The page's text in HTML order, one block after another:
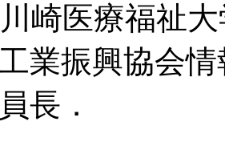
崎医療福祉
業振興協会
長．